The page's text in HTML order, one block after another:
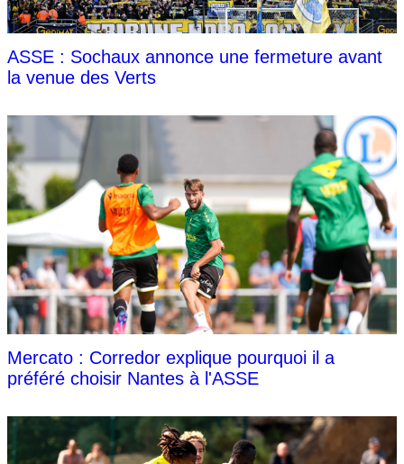
ASSE : Sochaux annonce une fermeture avant
la venue des Verts
Mercato : Corredor explique pourquoi il a
préféré choisir Nantes à l'ASSE